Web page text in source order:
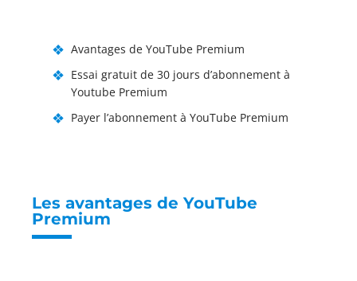
Avantages de YouTube Premium
Essai gratuit de 30 jours d’abonnement à
Youtube Premium
Payer l’abonnement à YouTube Premium
Les avantages de YouTube
Premium